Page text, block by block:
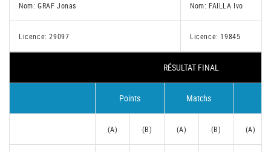
Nom: GRAF Jonas Nom: FAILLA Ivo
Licence: 29097 Licence: 19845
RÉSULTAT FINAL
Points Matchs
(A) (B) (A) (B) (A)